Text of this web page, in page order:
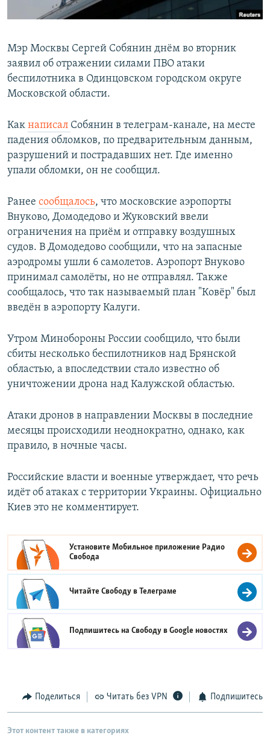
Все сайты РСЕ/РС
Мэр Москвы Сергей Собянин днём во вторник
заявил об отражении силами ПВО атаки
беспилотника в Одинцовском городском округе
Московской области.
Как написал Собянин в телеграм-канале, на месте
падения обломков, по предварительным данным,
разрушений и пострадавших нет. Где именно
упали обломки, он не сообщил.
Ранее сообщалось, что московские аэропорты
Внуково, Домодедово и Жуковский ввели
ограничения на приём и отправку воздушных
судов. В Домодедово сообщили, что на запасные
аэродромы ушли 6 самолетов. Аэропорт Внуково
принимал самолёты, но не отправлял. Также
сообщалось, что так называемый план "Ковёр" был
введён в аэропорту Калуги.
Утром Минобороны России сообщило, что были
сбиты несколько беспилотников над Брянской
областью, а впоследствии стало известно об
уничтожении дрона над Калужской областью.
Атаки дронов в направлении Москвы в последние
месяцы происходили неоднократно, однако, как
правило, в ночные часы.
Российские власти и военные утверждает, что речь
идёт об атаках с территории Украины. Официально
Киев это не комментирует.
Установите Мобильное приложение Радио
Свобода
Читайте Свободу вТелеграме
Подпишитесь на Свободу вGoogle новостях
Поделиться Читать без VPN Подпишитесь
Этот контент также в категориях